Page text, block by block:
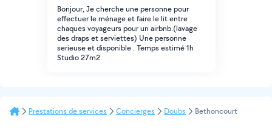
Bonjour, Je cherche une personne pour
effectuer le ménage et faire le lit entre
chaques voyageurs pour un airbnb.(lavage
des draps et serviettes) Une personne
serieuse et disponible . Temps estimé 1h
Studio 27m2.
Prestations de services Concierges Doubs Bethoncourt